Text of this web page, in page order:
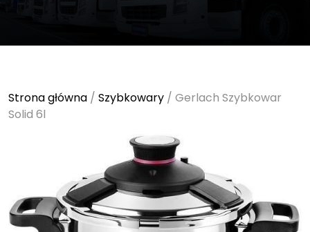
Strona główna / Szybkowary / Gerlach Szybkowar
Solid 6l